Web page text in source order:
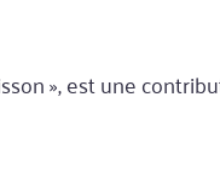
», est une